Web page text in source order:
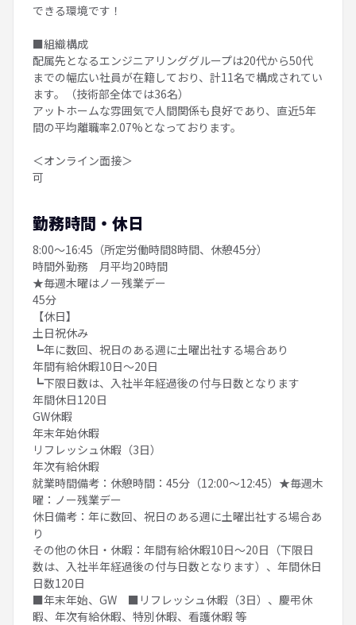
できる環境です！
■組織構成
配属先となるエンジニアリンググループは20代から50代
までの幅広い社員が在籍しており、計11名で構成されてい
ます。（技術部全体では36名）
アットホームな雰囲気で人間関係も良好であり、直近5年
間の平均離職率2.07%となっております。
＜オンライン面接＞
可
勤務時間・休日
8:00～16:45（所定労働時間8時間、休憩45分）
時間外勤務 月平均20時間
★毎週木曜はノー残業デー
45分
【休日】
土日祝休み
┗年に数回、祝日のある週に土曜出社する場合あり
年間有給休暇10日～20日
┗下限日数は、入社半年経過後の付与日数となります
年間休日120日
GW休暇
年末年始休暇
リフレッシュ休暇（3日）
年次有給休暇
就業時間備考：休憩時間：45分（12:00～12:45）★毎週木
曜：ノー残業デー
休日備考：年に数回、祝日のある週に土曜出社する場合あ
り
その他の休日・休暇：年間有給休暇10日～20日（下限日
数は、入社半年経過後の付与日数となります）、年間休日
日数120日
■年末年始、GW ■リフレッシュ休暇（3日）、慶弔休
暇、年次有給休暇、特別休暇、看護休暇 等